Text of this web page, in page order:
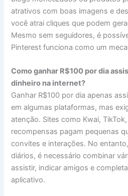
atrativos com boas imagens e
você atrai cliques que podem
Mesmo sem seguidores, é
Pinterest funciona como um
Como ganhar R$100 por dia
dinheiro na internet?
Ganhar R$100 por dia apenas
em algumas plataformas, mas
atenção. Sites como Kwai,
recompensas pagam pequenas
convites e interações. No
diários, é necessário combinar
assistir, indicar amigos e
aplicativo.